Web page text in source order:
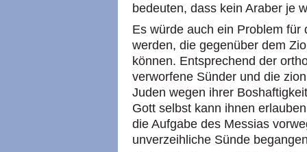
bedeuten, dass kein Araber je
Es würde auch ein Problem
werden, die gegenüber dem
können. Entsprechend der
verworfene Sünder und die
Juden wegen ihrer
Gott selbst kann ihnen
die Aufgabe des Messias
unverzeihliche Sünde